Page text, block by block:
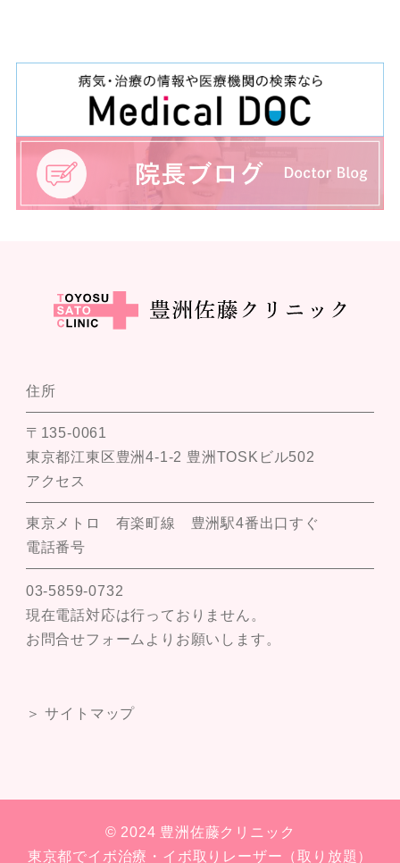
住所
〒135-0061
東京都江東区豊洲4-1-2 豊洲TOSKビル502
アクセス
東京メトロ 有楽町線 豊洲駅4番出口すぐ
電話番号
03-5859-0732
現在電話対応は行っておりません。
お問合せフォームよりお願いします。
＞ サイトマップ
© 2024 豊洲佐藤クリニック
東京都でイボ治療・イボ取りレーザー（取り放題）